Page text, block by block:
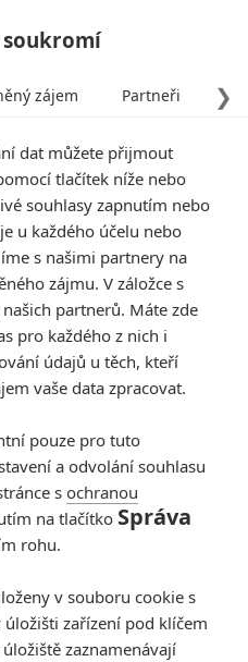
Trojka je
25.11.2024 06:07
❯
zájem Partneři
dat můžete přijmout
tlačítek níže nebo
souhlasy zapnutím nebo
u každého účelu nebo
s našimi partnery na
zájmu. V záložce s
partnerů. Máte zde
pro každého z nich i
údajů u těch, kteří
vaše data zpracovat.
pouze pro tuto
a odvolání souhlasu
sochranou
na tlačítko Správa
rohu.
v souboru cookie s
zařízení pod klíčem
zaznamenávají